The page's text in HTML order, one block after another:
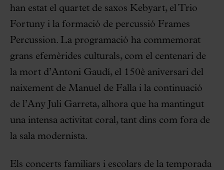
han estat el quartet de saxos Kebyart, el Trio
Fortuny i la formació de percussió Frames
Percussion. La programació ha commemorat
grans efemèrides culturals, com el centenari de
la mort d’Antoni Gaudí, el 150è aniversari del
naixement de Manuel de Falla i la continuació
de l’Any Juli Garreta, alhora que ha mantingut
una intensa activitat coral, tant dins com fora de
la sala modernista.
Els concerts familiars i escolars de la temporada